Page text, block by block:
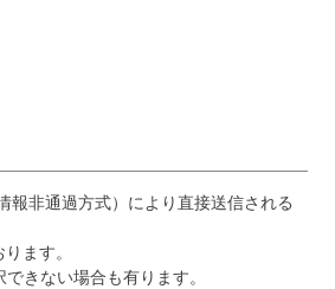
非通過方式）により直接送信される
ます。
きない場合も有ります。